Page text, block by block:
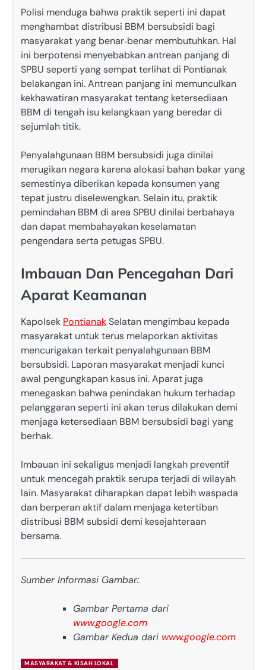
Polisi menduga bahwa praktik seperti ini dapat
menghambat distribusi BBM bersubsidi bagi
masyarakat yang benar‑benar membutuhkan. Hal
ini berpotensi menyebabkan antrean panjang di
SPBU seperti yang sempat terlihat di Pontianak
belakangan ini. Antrean panjang ini memunculkan
kekhawatiran masyarakat tentang ketersediaan
BBM di tengah isu kelangkaan yang beredar di
sejumlah titik.
Penyalahgunaan BBM bersubsidi juga dinilai
merugikan negara karena alokasi bahan bakar yang
semestinya diberikan kepada konsumen yang
tepat justru diselewengkan. Selain itu, praktik
pemindahan BBM di area SPBU dinilai berbahaya
dan dapat membahayakan keselamatan
pengendara serta petugas SPBU.
Imbauan Dan Pencegahan Dari
Aparat Keamanan
Kapolsek PontianakSelatan mengimbau kepada
masyarakat untuk terus melaporkan aktivitas
mencurigakan terkait penyalahgunaan BBM
bersubsidi. Laporan masyarakat menjadi kunci
awal pengungkapan kasus ini. Aparat juga
menegaskan bahwa penindakan hukum terhadap
pelanggaran seperti ini akan terus dilakukan demi
menjaga ketersediaan BBM bersubsidi bagi yang
berhak.
Imbauan ini sekaligus menjadi langkah preventif
untuk mencegah praktik serupa terjadi di wilayah
lain. Masyarakat diharapkan dapat lebih waspada
dan berperan aktif dalam menjaga ketertiban
distribusi BBM subsidi demi kesejahteraan
bersama.
Sumber Informasi Gambar:
Gambar Pertama dari
www.google.com
Gambar Kedua dari www.google.com
MASYARAKAT & KISAH LOKAL